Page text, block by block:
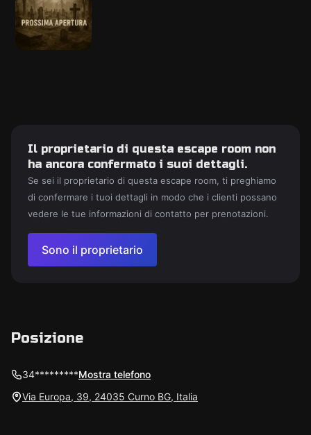
Il proprietario di questa escape room non
ha ancora confermato i suoi dettagli.
Se sei il proprietario di questa escape room, ti preghiamo
di confermare i tuoi dettagli in modo che i clienti possano
vedere le tue informazioni di contatto per prenotazioni.
Sono il proprietario
Posizione
34*********Mostra telefono
Via Europa, 39, 24035 Curno BG, Italia